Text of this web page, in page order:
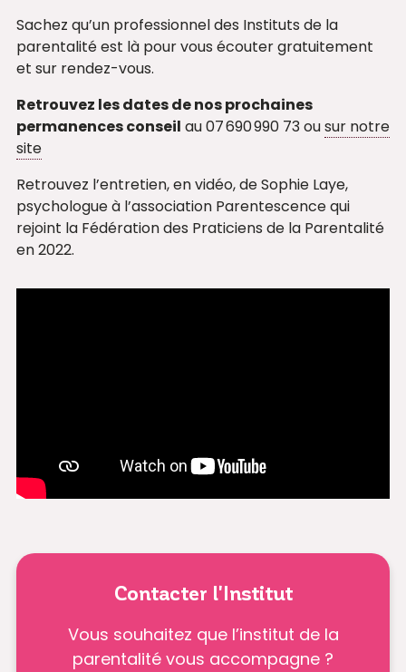
Sachez qu’un professionnel des Instituts de la
parentalité est là pour vous écouter gratuitement
et sur rendez-vous.
Retrouvez les dates de nos prochaines
permanences conseil au 07 690 990 73 ousur notre
site
Retrouvez l’entretien, en vidéo, de Sophie Laye,
psychologue à l’association Parentescence qui
rejoint la Fédération des Praticiens de la Parentalité
en 2022.
Contacter l'Institut
Vous souhaitez que l’institut de la
parentalité vous accompagne ?